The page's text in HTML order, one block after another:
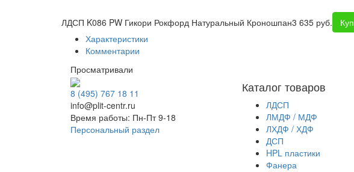
ЛДСП K086 PW Гикори Рокфорд Натуральный Кроношпан3 635 руб.
Характеристики
Комментарии
Просматривали
Каталог товаров
ЛДСП
ЛМДФ / МДФ
ЛХДФ / ХДФ
ДСП
HPL пластики
Фанера
8 (495) 767 18 11
info@plit-centr.ru
Время работы: Пн-Пт 9-18
Персональный раздел